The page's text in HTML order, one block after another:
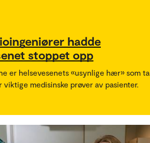
hadde
stoppet opp
er helsevesenets «usynlige hær» som
viktige medisinske prøver av pasienter.